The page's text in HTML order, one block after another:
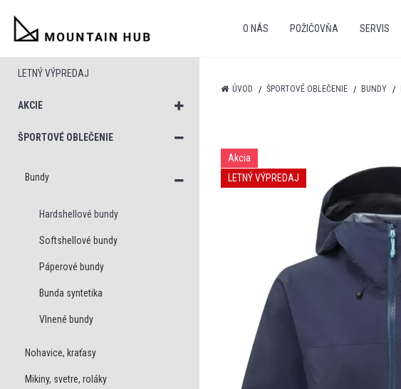
O NÁS POŽIČOVŇA SERVIS
LETNÝ VÝPREDAJ
AKCIE
ŠPORTOVÉ OBLEČENIE
Bundy
Hardshellové bundy
Softshellové bundy
Páperové bundy
Bunda syntetika
Vlnené bundy
Nohavice, kraťasy
Mikiny, svetre, roláky
ÚVOD ŠPORTOVÉ OBLEČENIE BUNDY
Akcia
LETNÝ VÝPREDAJ